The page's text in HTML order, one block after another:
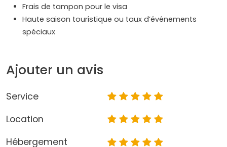
Frais de tampon pour le visa
Haute saison touristique ou taux d’événements
spéciaux
Ajouter un avis
Service
Location
Hébergement